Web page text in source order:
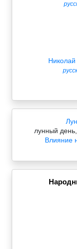
Николай
лунный
Влияние